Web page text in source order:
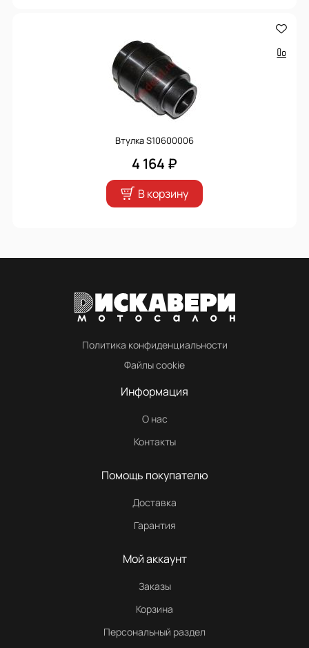
Втулка S10600006
4 164 ₽
В корзину
Политика конфиденциальности
Файлы cookie
Информация
О нас
Контакты
Помощь покупателю
Доставка
Гарантия
Мой аккаунт
Заказы
Корзина
Персональный раздел